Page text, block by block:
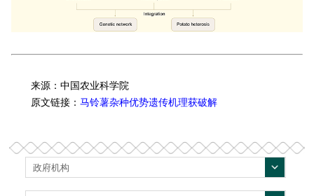
来源：中国农业科学院
原文链接： 马铃薯杂种优势遗传机理获破解
政府机构